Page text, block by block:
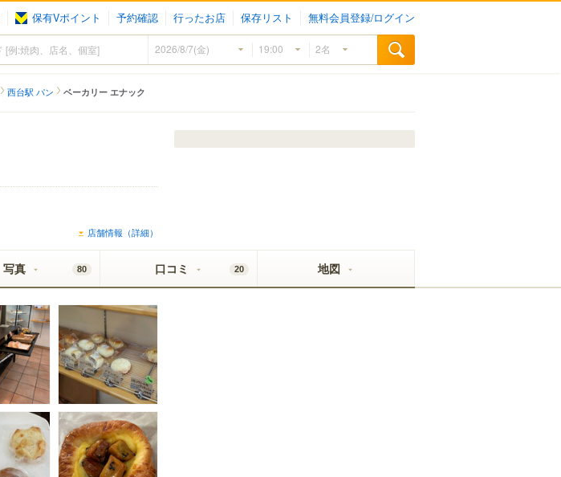
保有Vポイント 予約確認 行ったお店 保存リスト 無料会員登録/ログイン
西台駅 パン ベーカリー エナック
店舗情報（詳細）
写真 80 口コミ 20 地図